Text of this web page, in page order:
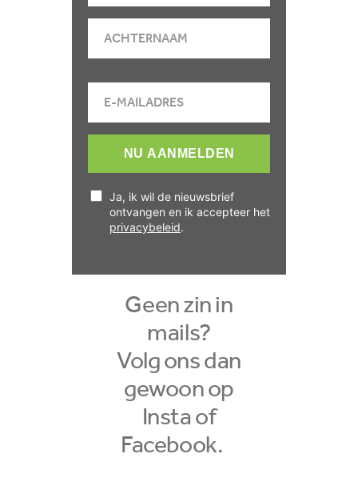
NU AANMELDEN
Ja, ik wil de nieuwsbrief
ontvangen en ik accepteer het
privacybeleid.
Geen zin in
mails?
Volg ons dan
gewoon op
Insta of
Facebook.